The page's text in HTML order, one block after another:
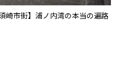
崎市街】浦ノ内湾の本当の遍路